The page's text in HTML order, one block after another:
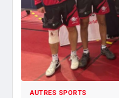
AUTRES SPORTS